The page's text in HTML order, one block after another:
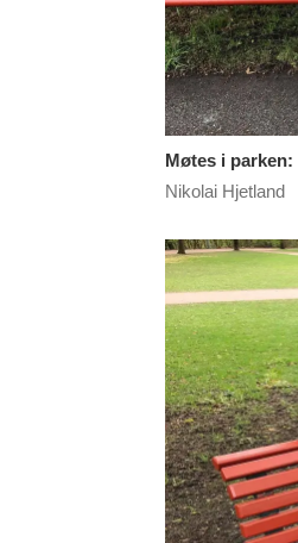
Møtes i parken:
Nikolai Hjetland